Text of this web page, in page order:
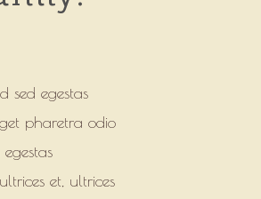
sed egestas
pharetra odio
et, ultrices